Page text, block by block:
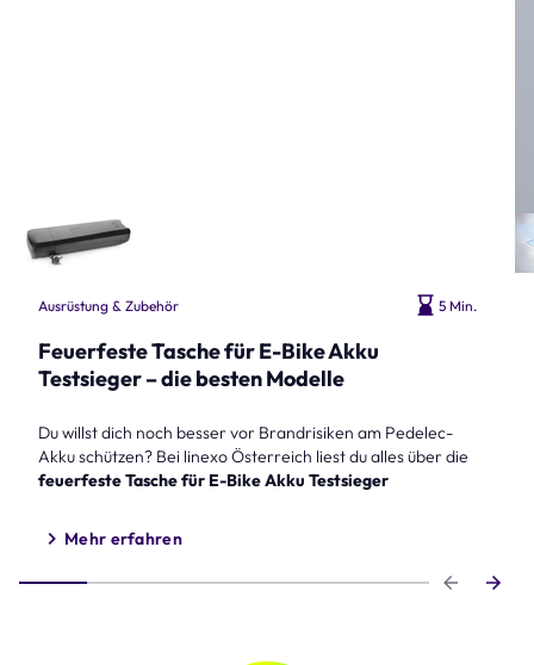
Ausrüstung & Zubehör 5 Min.
Feuerfeste Tasche für E-Bike Akku
Testsieger – die besten Modelle
Du willst dich noch besser vor Brandrisiken am Pedelec-
Akku schützen? Bei linexo Österreich liest du alles über die
feuerfeste Tasche für E-Bike Akku Testsieger
Mehr erfahren